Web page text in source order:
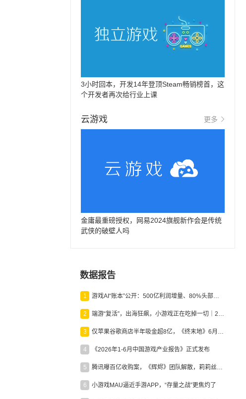
3小时回本，开发14年登顶Steam畅销榜首，这
个开发者再次给行业上课
云游戏 更多
金庸最重磅授权，网易2024旗舰新作会是传统
武侠的破壁人吗
数据报告
1 游戏AI“账本”公开：500亿利润增量、80%头部入局，谁在闷声发财？
2 端游“复活”，出海狂飙，小游戏正在吃掉一切｜2026上半年产业报告
3 仅苹果谷歌商店半年吸金超8亿，《终末地》6月份收入显著回暖
4 《2026年1-6月中国游戏产业报告》正式发布
5 腾讯曝百亿收购案，《辉烬》团队解散，莉莉丝新作曝光｜陀螺周报
6 小游戏MAU逼近手游APP，“存量之战”更焦灼了